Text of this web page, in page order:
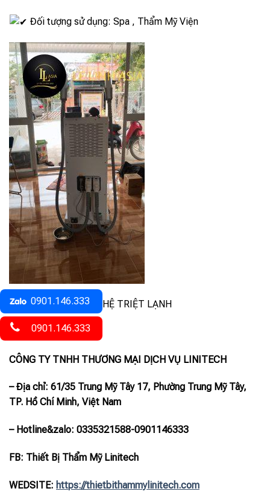
Đối tượng sử dụng: Spa , Thẩm Mỹ Viện
ỨNG DỤNG CÔNG NGHỆ TRIỆT LẠNH
Liên hệ:
CÔNG TY TNHH THƯƠNG MẠI DỊCH VỤ LINITECH
– Địa chỉ: 61/35 Trung Mỹ Tây 17, Phường Trung Mỹ Tây,
TP. Hồ Chí Minh, Việt Nam
– Hotline&zalo: 0335321588-0901146333
FB: Thiết Bị Thẩm Mỹ Linitech
WEDSITE: https://thietbithammylinitech.com
0901.146.333
0901.146.333